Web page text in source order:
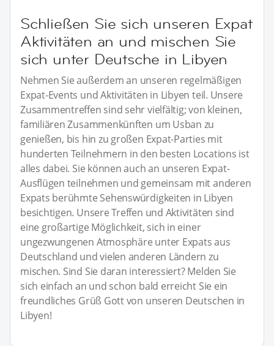
Schließen Sie sich unseren Expat
Aktivitäten an und mischen Sie
sich unter Deutsche in Libyen
Nehmen Sie außerdem an unseren regelmäßigen
Expat-Events und Aktivitäten in Libyen teil. Unsere
Zusammentreffen sind sehr vielfältig; von kleinen,
familiären Zusammenkünften um Usban zu
genießen, bis hin zu großen Expat-Parties mit
hunderten Teilnehmern in den besten Locations ist
alles dabei. Sie können auch an unseren Expat-
Ausflügen teilnehmen und gemeinsam mit anderen
Expats berühmte Sehenswürdigkeiten in Libyen
besichtigen. Unsere Treffen und Aktivitäten sind
eine großartige Möglichkeit, sich in einer
ungezwungenen Atmosphäre unter Expats aus
Deutschland und vielen anderen Ländern zu
mischen. Sind Sie daran interessiert? Melden Sie
sich einfach an und schon bald erreicht Sie ein
freundliches Grüß Gott von unseren Deutschen in
Libyen!